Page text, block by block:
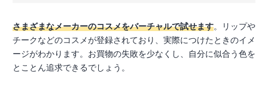
さまざまなメーカーのコスメをバーチャルで試せます。リップや
チークなどのコスメが登録されており、実際につけたときのイメ
ージがわかります。お買物の失敗を少なくし、自分に似合う色を
とことん追求できるでしょう。